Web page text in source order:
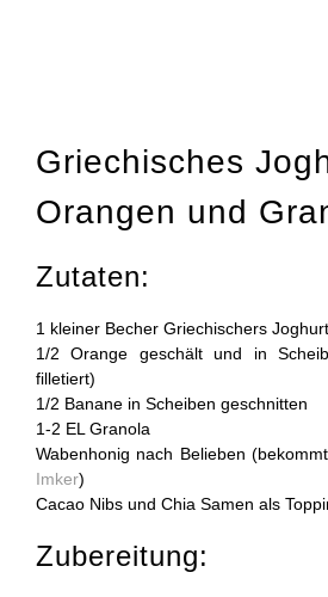
Griechisches
Orangen und
Zutaten:
1 kleiner Becher Griechischers Joghurt
1/2 Orange geschält und in
filletiert)
1/2 Banane in Scheiben geschnitten
1-2 EL Granola
Wabenhonig nach Belieben
Imker)
Cacao Nibs und Chia Samen als
Zubereitung: